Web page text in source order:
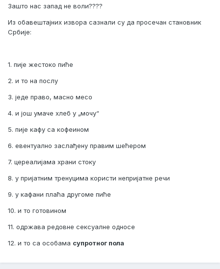
Зашто нас запад не воли????
Из обавештајних извора сазнали су да просечан становник
Србије:
1. пије жестоко пиће
2. и то на послу
3. једе право, масно месо
4. и још умаче хлеб у „мочу“
5. пије кафу са кофеином
6. евентуално заслађену правим шећером
7. цереалијама храни стоку
8. у пријатним тренуцима користи непријатне речи
9. у кафани плаћа другоме пиће
10. и то готовином
11. одржава редовне сексуалне односе
12. и то са особама супротног пола